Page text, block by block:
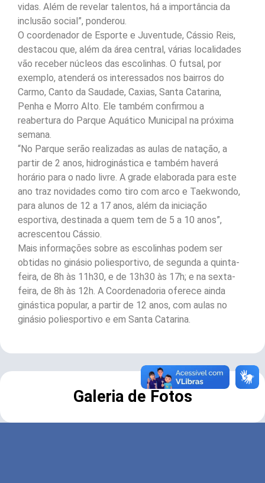
vidas. Além de revelar talentos, há a importância da
inclusão social”, ponderou.
O coordenador de Esporte e Juventude, Cássio Reis,
destacou que, além da área central, várias localidades
vão receber núcleos das escolinhas. O futsal, por
exemplo, atenderá os interessados nos bairros do
Carmo, Canto da Saudade, Caxias, Santa Catarina,
Penha e Morro Alto. Ele também confirmou a
reabertura do Parque Aquático Municipal na próxima
semana.
“No Parque serão realizadas as aulas de natação, a
partir de 2 anos, hidroginástica e também haverá
horário para o nado livre. A grade elaborada para este
ano traz novidades como tiro com arco e Taekwondo,
para alunos de 12 a 17 anos, além da iniciação
esportiva, destinada a quem tem de 5 a 10 anos”,
acrescentou Cássio.
Mais informações sobre as escolinhas podem ser
obtidas no ginásio poliesportivo, de segunda a quinta-
feira, de 8h às 11h30, e de 13h30 às 17h; e na sexta-
feira, de 8h às 12h. A Coordenadoria oferece ainda
ginástica popular, a partir de 12 anos, com aulas no
ginásio poliesportivo e em Santa Catarina.
Galeria de Fotos